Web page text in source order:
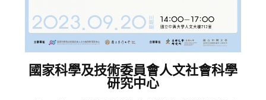
國家科學及技術委員會人文社會科學
研究中心